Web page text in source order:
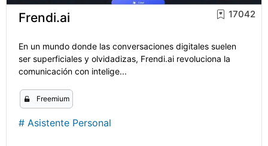
Frendi.ai 17042
En un mundo donde las conversaciones digitales suelen
ser superficiales y olvidadizas, Frendi.ai revoluciona la
comunicación con intelige...
Freemium
# Asistente Personal